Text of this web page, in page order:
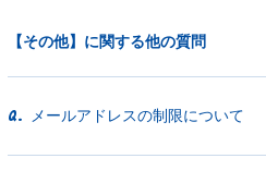
【その他】に関する他の質問
Q. メールアドレスの制限について